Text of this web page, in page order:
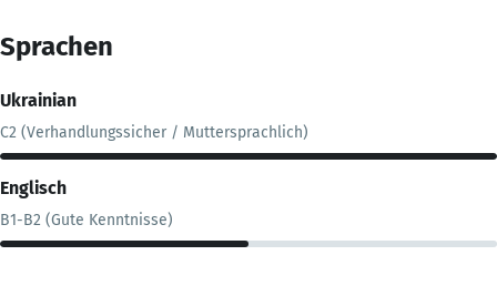
Sprachen
Ukrainian
C2 (Verhandlungssicher / Muttersprachlich)
Englisch
B1-B2 (Gute Kenntnisse)